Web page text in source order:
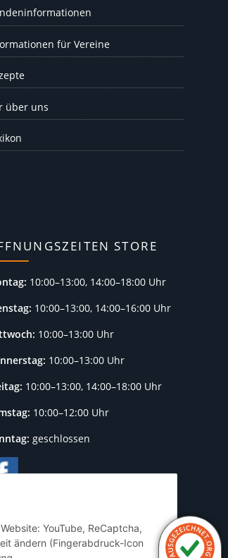
YouTube, ReCaptcha,
ändern (Fingerabdruck-Icon
für Vereine
über uns
STORE
10:00–13:00, 14:00–18:00 Uhr
10:00–13:00, 14:00–16:00 Uhr
10:00–13:00 Uhr
10:00–13:00 Uhr
10:00–13:00, 14:00–18:00 Uhr
10:00–12:00 Uhr
geschlossen